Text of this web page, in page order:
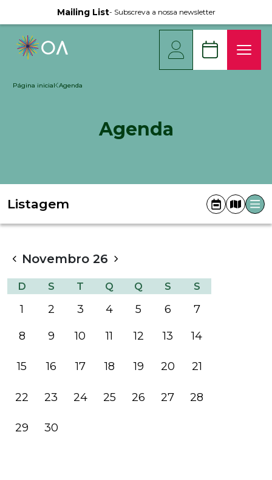
Mailing List- Subscreva a nossa newsletter
Página inicial Agenda
Agenda
Listagem
Novembro 26
D
1
S
2
T
3
Q
4
Q
5
S
6
S
7
8
9 10 11 12 13 14
15 16 17 18 19 20 21
22 23 24 25 26 27 28
29 30